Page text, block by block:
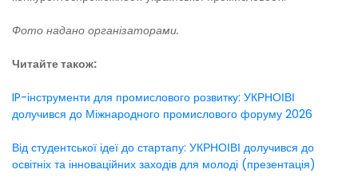
Фото надано організаторами.
Читайте також:
IP-інструменти для промислового розвитку: УКРНОІВІ
долучився до Міжнародного промислового форуму 2026
Від студентської ідеї до стартапу: УКРНОІВІ долучився до
освітніх та інноваційних заходів для молоді (презентація)